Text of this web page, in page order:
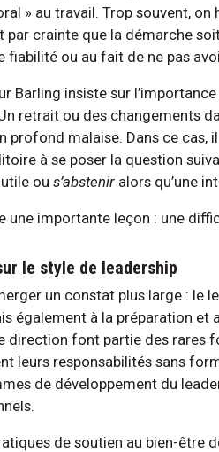
» au travail. Trop souvent, on
crainte que la démarche
fiabilité ou au fait de ne pas
Barling insiste sur
retrait ou des changements
profond malaise. Dans ce cas,
à se poser la question
ou s’abstenir alors qu’une
une importante leçon : une
le style de leadership
un constat plus large : le
également à la préparation
direction font partie des rares
leurs responsabilités sans
de développement du
de soutien au bien-être